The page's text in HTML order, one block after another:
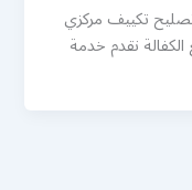
تكييف مركزي
نقدم خدمة